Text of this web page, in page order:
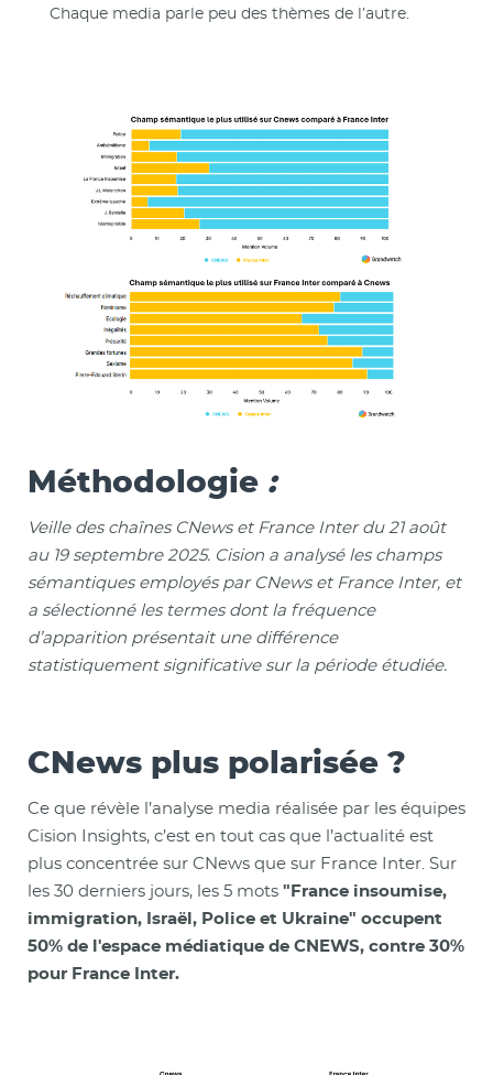
Chaque media parle peu des thèmes de l’autre.
Méthodologie :
Veille des chaînes CNews et France Inter du 21 août
au 19 septembre 2025. Cision a analysé les champs
sémantiques employés par CNews et France Inter, et
a sélectionné les termes dont la fréquence
d’apparition présentait une différence
statistiquement significative sur la période étudiée.
CNews plus polarisée ?
Ce que révèle l’analyse media réalisée par les équipes
Cision Insights, c’est en tout cas que l’actualité est
plus concentrée sur CNews que sur France Inter. Sur
les 30 derniers jours, les 5 mots "France insoumise,
immigration, Israël, Police et Ukraine" occupent
50% de l'espace médiatique de CNEWS, contre 30%
pour France Inter.